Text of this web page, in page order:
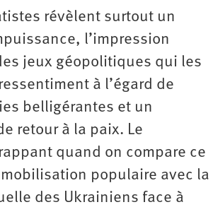
révèlent surtout un
l’impression
jeux géopolitiques qui les
à l’égard de
belligérantes et un
retour à la paix. Le
quand on compare ce
populaire avec la
des Ukrainiens face à